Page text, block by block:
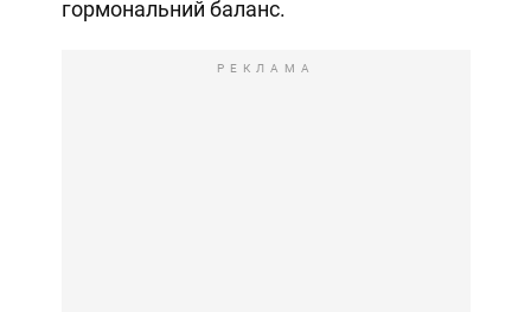
гормональний баланс.
РЕКЛАМА